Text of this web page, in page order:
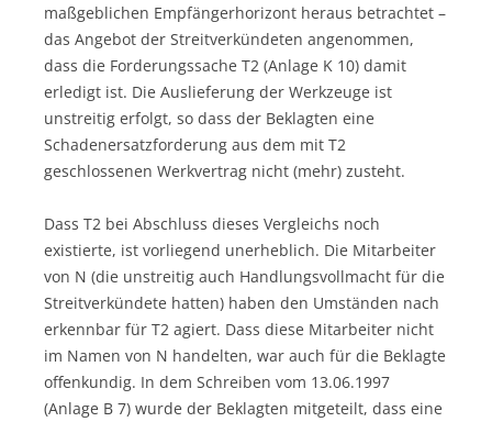
maßgeblichen Empfängerhorizont heraus betrachtet –
das Angebot der Streitverkündeten angenommen,
dass die Forderungssache T2 (Anlage K 10) damit
erledigt ist. Die Auslieferung der Werkzeuge ist
unstreitig erfolgt, so dass der Beklagten eine
Schadenersatzforderung aus dem mit T2
geschlossenen Werkvertrag nicht (mehr) zusteht.
Dass T2 bei Abschluss dieses Vergleichs noch
existierte, ist vorliegend unerheblich. Die Mitarbeiter
von N (die unstreitig auch Handlungsvollmacht für die
Streitverkündete hatten) haben den Umständen nach
erkennbar für T2 agiert. Dass diese Mitarbeiter nicht
im Namen von N handelten, war auch für die Beklagte
offenkundig. In dem Schreiben vom 13.06.1997
(Anlage B 7) wurde der Beklagten mitgeteilt, dass eine